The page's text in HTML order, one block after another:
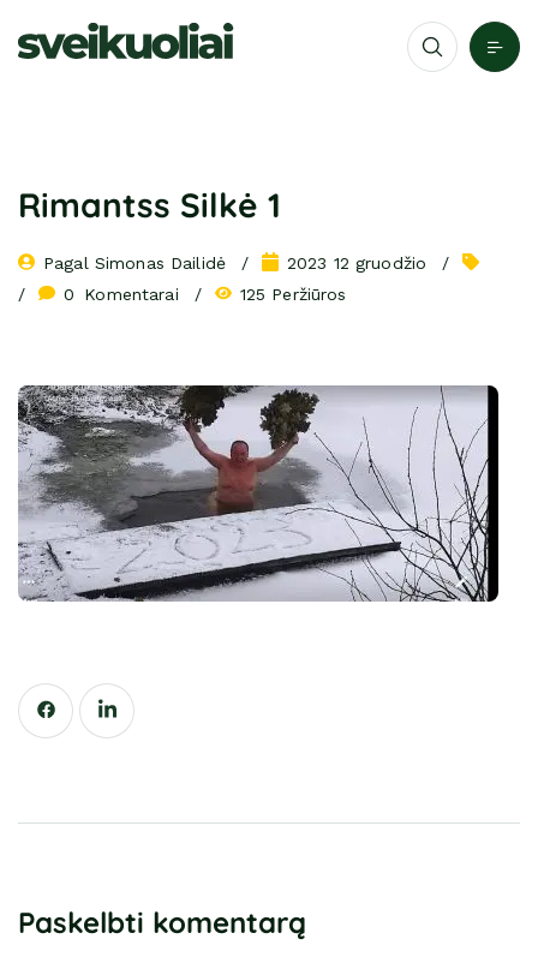
Rimantss Silkė 1
Pagal Simonas Dailidė
2023 12 gruodžio
0
Komentarai 125 Peržiūros
Paskelbti komentarą